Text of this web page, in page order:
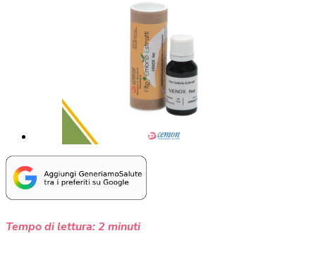
Tempo di lettura:2 minuti